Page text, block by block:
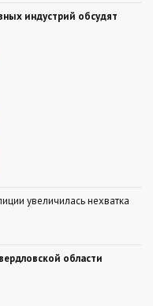
индустрий обсудят
увеличилась нехватка
области